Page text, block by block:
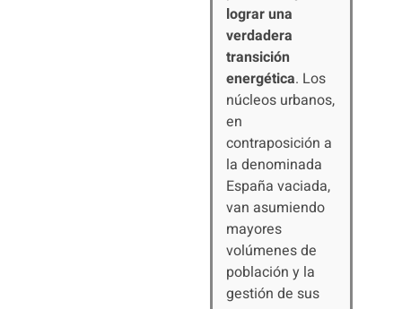
lograr una
verdadera
transición
energética. Los
núcleos urbanos,
en
contraposición a
la denominada
España vaciada,
van asumiendo
mayores
volúmenes de
población y la
gestión de sus